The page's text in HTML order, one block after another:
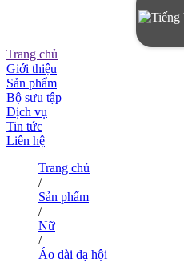
Trang chủ
Giới thiệu
Sản phẩm
Bộ sưu tập
Dịch vụ
Tin tức
Liên hệ
Trang chủ
/
Sản phẩm
/
Nữ
/
Áo dài dạ hội